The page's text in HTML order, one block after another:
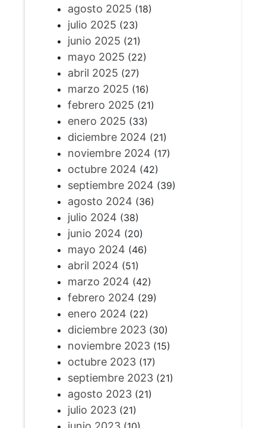
agosto 2025 (18)
julio 2025 (23)
junio 2025 (21)
mayo 2025 (22)
abril 2025 (27)
marzo 2025 (16)
febrero 2025 (21)
enero 2025 (33)
diciembre 2024 (21)
noviembre 2024 (17)
octubre 2024 (42)
septiembre 2024 (39)
agosto 2024 (36)
julio 2024 (38)
junio 2024 (20)
mayo 2024 (46)
abril 2024 (51)
marzo 2024 (42)
febrero 2024 (29)
enero 2024 (22)
diciembre 2023(30)
noviembre 2023(15)
octubre 2023(17)
septiembre 2023(21)
agosto 2023(21)
julio 2023(21)